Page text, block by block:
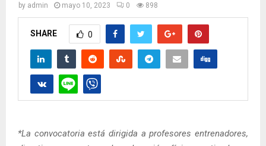
by admin mayo 10, 2023 0 898
SHARE 0
*La convocatoria está dirigida a profesores entrenadores,